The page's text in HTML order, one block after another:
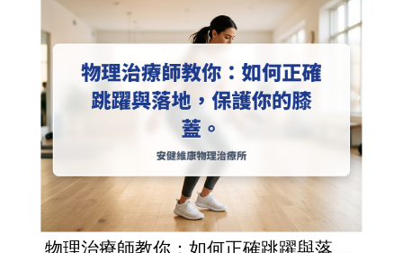
物理治療師教你：如何正確跳躍與落